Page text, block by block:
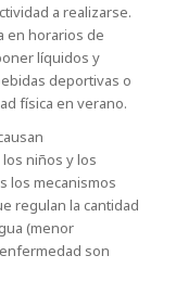
a realizarse.
en horarios de
líquidos y
deportivas o
física en verano.
niños y los
los mecanismos
regulan la cantidad
(menor
son